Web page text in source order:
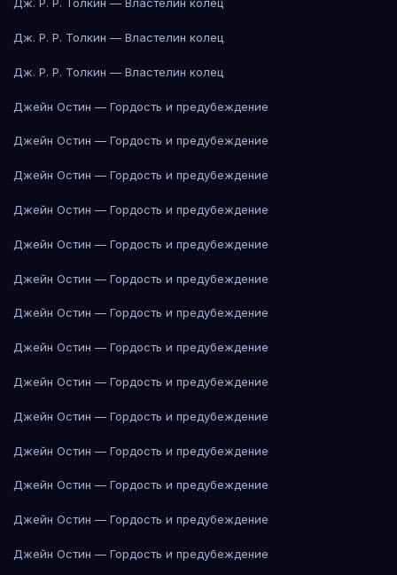
Дж. Р. Р. Толкин — Властелин колец
Дж. Р. Р. Толкин — Властелин колец
Дж. Р. Р. Толкин — Властелин колец
Джейн Остин — Гордость и предубеждение
Джейн Остин — Гордость и предубеждение
Джейн Остин — Гордость и предубеждение
Джейн Остин — Гордость и предубеждение
Джейн Остин — Гордость и предубеждение
Джейн Остин — Гордость и предубеждение
Джейн Остин — Гордость и предубеждение
Джейн Остин — Гордость и предубеждение
Джейн Остин — Гордость и предубеждение
Джейн Остин — Гордость и предубеждение
Джейн Остин — Гордость и предубеждение
Джейн Остин — Гордость и предубеждение
Джейн Остин — Гордость и предубеждение
Джейн Остин — Гордость и предубеждение